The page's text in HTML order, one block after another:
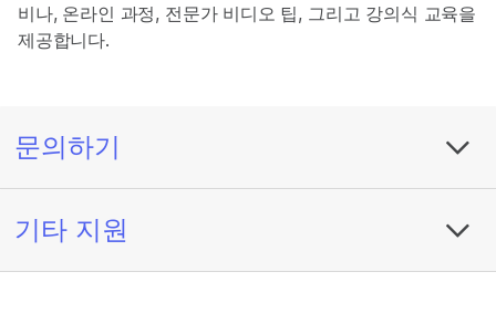
비나, 온라인 과정, 전문가 비디오 팁, 그리고 강의식 교육을
제공합니다.
문의하기
기타 지원